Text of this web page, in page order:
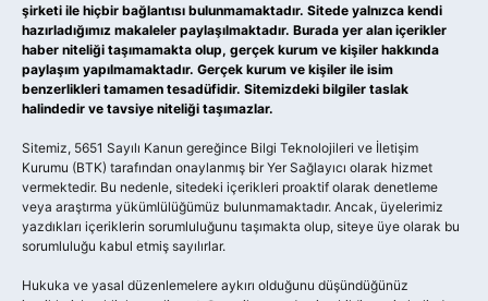
şirketi ile hiçbir bağlantısı bulunmamaktadır. Sitede yalnızca kendi
hazırladığımız makaleler paylaşılmaktadır. Burada yer alan içerikler
haber niteliği taşımamakta olup, gerçek kurum ve kişiler hakkında
paylaşım yapılmamaktadır. Gerçek kurum ve kişiler ile isim
benzerlikleri tamamen tesadüfidir. Sitemizdeki bilgiler taslak
halindedir ve tavsiye niteliği taşımazlar.
Sitemiz, 5651 Sayılı Kanun gereğince Bilgi Teknolojileri ve İletişim
Kurumu (BTK) tarafından onaylanmış bir Yer Sağlayıcı olarak hizmet
vermektedir. Bu nedenle, sitedeki içerikleri proaktif olarak denetleme
veya araştırma yükümlülüğümüz bulunmamaktadır. Ancak, üyelerimiz
yazdıkları içeriklerin sorumluluğunu taşımakta olup, siteye üye olarak bu
sorumluluğu kabul etmiş sayılırlar.
Hukuka ve yasal düzenlemelere aykırı olduğunu düşündüğünüz